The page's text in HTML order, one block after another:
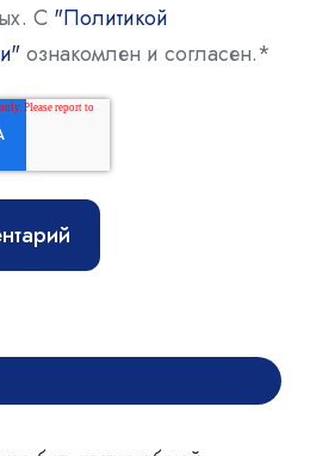
С "Политикой
ознакомлен и согласен.*